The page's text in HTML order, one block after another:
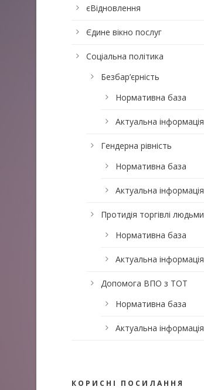
єВідновлення
Єдине вікно послуг
Соціальна політика
Безбар’єрність
Нормативна база
Актуальна інформація
Гендерна рівність
Нормативна база
Актуальна інформація
Протидія торгівлі людьми
Нормативна база
Актуальна інформація
Допомога ВПО з ТОТ
Нормативна база
Актуальна інформація
КОРИСНІ ПОСИЛАННЯ